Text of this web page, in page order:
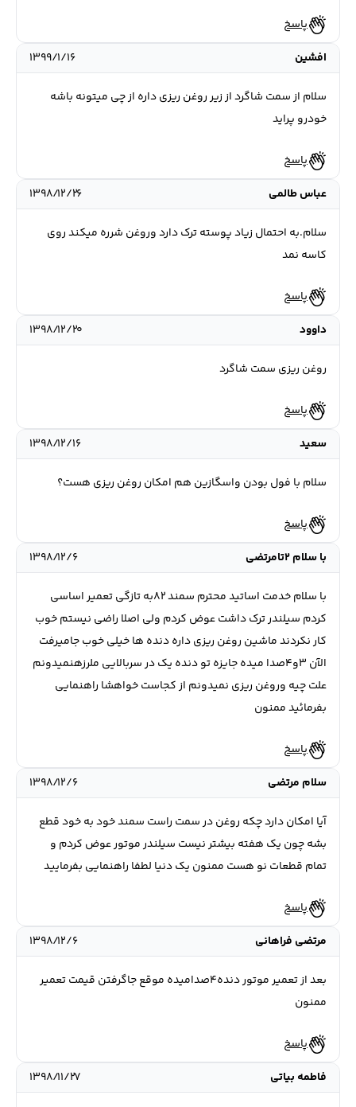
پاسخ
افشین
۱۳۹۹/۱/۱۶
سلام از سمت شاگرد از زیر روغن ریزی داره از چی میتونه باشه
خودرو پراید
پاسخ
عباس طالمی
۱۳۹۸/۱۲/۲۶
سلام.به احتمال زیاد پوسته ترک دارد وروغن شرره میکند روی
کاسه نمد
پاسخ
داوود
۱۳۹۸/۱۲/۲۰
روغن ریزی سمت شاگرد
پاسخ
سعید
۱۳۹۸/۱۲/۱۶
سلام با فول بودن واسگازین هم امکان روغن ریزی هست؟
پاسخ
با سلام 2تامرتضی
۱۳۹۸/۱۲/۶
با سلام خدمت اساتید محترم سمند ۸۲به تازگی تعمیر اساسی
کردم سیلندر ترک داشت عوض کردم ولی اصلا راضی نیستم خوب
کار نکردند ماشین روغن ریزی داره دنده ها خیلی خوب جامیرفت
الآن ۳و۴صدا میده جایزه تو دنده یک در سربالایی ملرزهنمیدونم
علت چیه وروغن ریزی نمیدونم از کجاست خواهشا راهنمایی
بفرمائید ممنون
پاسخ
سلام مرتضی
۱۳۹۸/۱۲/۶
آیا امکان دارد چکه روغن در سمت راست سمند خود به خود قطع
بشه چون یک هفته بیشتر نیست سیلندر موتور عوض کردم و
تمام قطعات نو هست ممنون یک دنیا لطفا راهنمایی بفرمایید
پاسخ
مرتضی فراهانی
۱۳۹۸/۱۲/۶
بعد از تعمیر موتور دنده۴صدامیده موقع جاگرفتن قیمت تعمیر
ممنون
پاسخ
فاطمه بیاتی
۱۳۹۸/۱۱/۲۷